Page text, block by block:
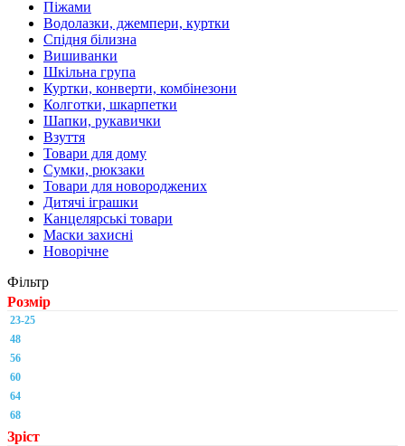
Піжами
Водолазки, джемпери, куртки
Спідня білизна
Вишиванки
Шкільна група
Куртки, конверти, комбінезони
Колготки, шкарпетки
Шапки, рукавички
Взуття
Товари для дому
Сумки, рюкзаки
Товари для новороджених
Дитячі іграшки
Канцелярські товари
Маски захисні
Новорічне
Фільтр
Розмір
23-25
48
56
60
64
68
Зріст